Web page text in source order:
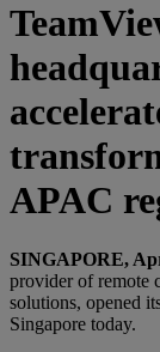
APAC
SINGAPORE,
provider of remote
solutions, opened
Singapore today.